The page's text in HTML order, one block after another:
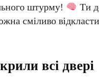
штурму!
Ти
сміливо
всі двері